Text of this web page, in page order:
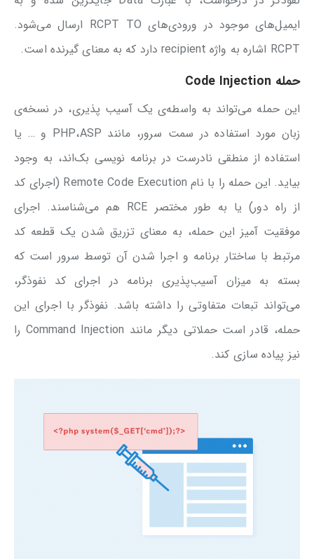
ایمیل‌های موجود در ورودی‌های RCPT TO ارسال می‌شود.
RCPT اشاره به واژه recipient دارد که به معنای ‌گیرنده است.
حمله Code Injection
این حمله می‌تواند به واسطه‌ی یک آسیب پذیری، در نسخه‌ی
زبان مورد استفاده در سمت سرور، مانند PHP،ASP و … یا
استفاده از منطقی نادرست در برنامه نویسی بک‌اند، به وجود
بیاید. این حمله را با نام Remote Code Execution (اجرای کد
از راه دور) یا به طور مختصر RCE هم می‌شناسند. اجرای
موفقیت آمیز این حمله، به معنای تزریق شدن یک قطعه کد
مرتبط با ساختار برنامه و اجرا شدن آن توسط سرور است که
بسته به میزان آسیب‌پذیری برنامه در اجرای کد نفوذگر،
می‌تواند تبعات متفاوتی را داشته باشد. نفوذگر با اجرای این
حمله، قادر است حملاتی دیگر مانند Command Injection را
نیز پیاده سازی کند.